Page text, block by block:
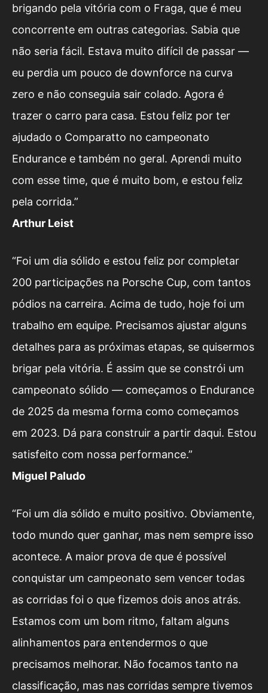
brigando pela vitória com o Fraga, que é meu
concorrente em outras categorias. Sabia que
não seria fácil. Estava muito difícil de passar —
eu perdia um pouco de downforce na curva
zero e não conseguia sair colado. Agora é
trazer o carro para casa. Estou feliz por ter
ajudado o Comparatto no campeonato
Endurance e também no geral. Aprendi muito
com esse time, que é muito bom, e estou feliz
pela corrida.”
Arthur Leist
“Foi um dia sólido e estou feliz por completar
200 participações na Porsche Cup, com tantos
pódios na carreira. Acima de tudo, hoje foi um
trabalho em equipe. Precisamos ajustar alguns
detalhes para as próximas etapas, se quisermos
brigar pela vitória. É assim que se constrói um
campeonato sólido — começamos o Endurance
de 2025 da mesma forma como começamos
em 2023. Dá para construir a partir daqui. Estou
satisfeito com nossa performance.”
Miguel Paludo
“Foi um dia sólido e muito positivo. Obviamente,
todo mundo quer ganhar, mas nem sempre isso
acontece. A maior prova de que é possível
conquistar um campeonato sem vencer todas
as corridas foi o que fizemos dois anos atrás.
Estamos com um bom ritmo, faltam alguns
alinhamentos para entendermos o que
precisamos melhorar. Não focamos tanto na
classificação, mas nas corridas sempre tivemos